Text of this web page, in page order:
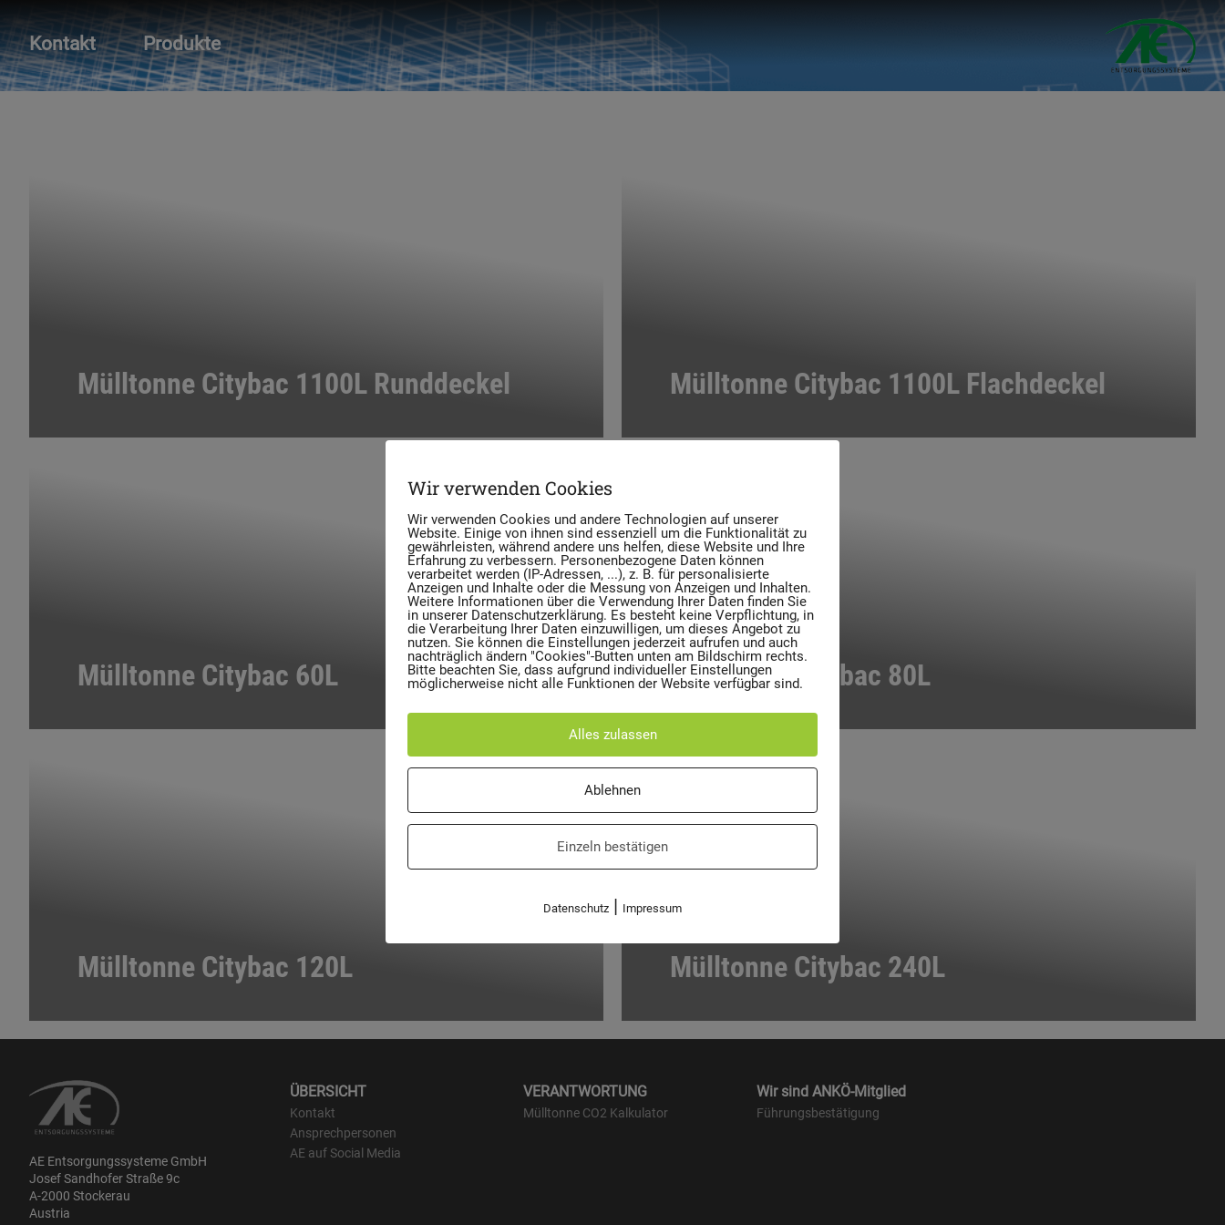
Kontakt Produkte
Mülltonne Citybac 1100L Runddeckel Mülltonne Citybac 1100L Flachdeckel
Mülltonne Citybac 60L Mülltonne Citybac 80L
Mülltonne Citybac 120L Mülltonne Citybac 240L
AE Entsorgungssysteme GmbH
Josef Sandhofer Straße 9c
A-2000 Stockerau
Austria
ÜBERSICHT
Kontakt
Ansprechpersonen
AE auf Social Media
VERANTWORTUNG
Mülltonne CO2 Kalkulator
Wir sind ANKÖ-Mitglied
Führungsbestätigung
Wir verwenden Cookies
Wir verwenden Cookies und andere Technologien auf unserer
Website. Einige von ihnen sind essenziell um die Funktionalität zu
gewährleisten, während andere uns helfen, diese Website und Ihre
Erfahrung zu verbessern. Personenbezogene Daten können
verarbeitet werden (IP-Adressen, ...), z. B. für personalisierte
Anzeigen und Inhalte oder die Messung von Anzeigen und Inhalten.
Weitere Informationen über die Verwendung Ihrer Daten finden Sie
in unserer Datenschutzerklärung. Es besteht keine Verpflichtung, in
die Verarbeitung Ihrer Daten einzuwilligen, um dieses Angebot zu
nutzen. Sie können die Einstellungen jederzeit aufrufen und auch
nachträglich ändern "Cookies"-Butten unten am Bildschirm rechts.
Bitte beachten Sie, dass aufgrund individueller Einstellungen
möglicherweise nicht alle Funktionen der Website verfügbar sind.
Alles zulassen
Ablehnen
Einzeln bestätigen
Datenschutz | Impressum